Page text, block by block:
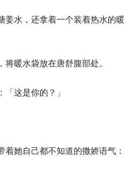
水，还拿着一个装着热水的暖
暖水袋放在唐舒腹部处。
这是你的？」
她自己都不知道的撒娇语气：